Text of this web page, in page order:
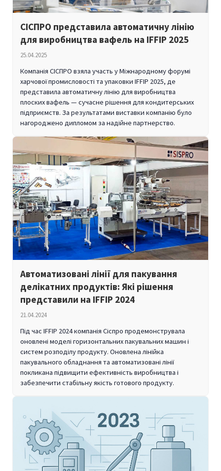
СІСПРО представила автоматичну лінію
для виробництва вафель на IFFIP 2025
25.04.2025
Компанія СІСПРО взяла участь у Міжнародному форумі
харчової промисловості та упаковки IFFIP 2025, де
представила автоматичну лінію для виробництва
плоских вафель — сучасне рішення для кондитерських
підприємств. За результатами виставки компанію було
нагороджено дипломом за надійне партнерство.
Автоматизовані лінії для пакування
делікатних продуктів: Які рішення
представили на IFFIP 2024
21.04.2024
Під час IFFIP 2024 компанія Сіспро продемонструвала
оновлені моделі горизонтальних пакувальних машин і
систем розподілу продукту. Оновлена лінійка
пакувального обладнання та автоматизовані лінії
покликана підвищити ефективність виробництва і
забезпечити стабільну якість готового продукту.